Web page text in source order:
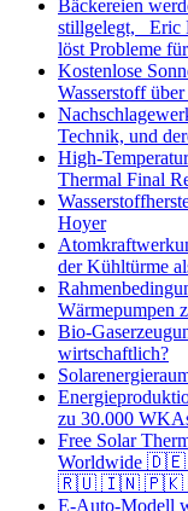
Bäckereien
stillgelegt, Eric
löst Probleme
Kostenlose
Wasserstoff
Technik, und
High-
Thermal Final
Hoyer
der Kühltürme
Wärmepumpen
Bio-
wirtschaftlich?
zu 30.000
Free Solar
🇷🇺 🇮🇳 🇵🇰
E-Auto-Modell